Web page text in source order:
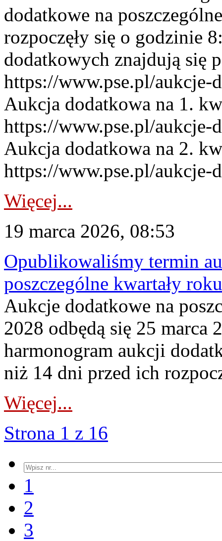
dodatkowe na
rozpoczęły się o godzinie
dodatkowych znajdują się
https://www.pse.pl/
Aukcja dodatkowa na 1.
https://www.pse.pl/
Aukcja dodatkowa na 2.
https://www.pse.pl/aukcje-
Więcej...
19 marca 2026, 08:53
Opublikowaliśmy termin
poszczególne kwartały
Aukcje dodatkowe na
2028 odbędą się 25 marca
harmonogram aukcji
niż 14 dni przed ich
Więcej...
Strona 1 z 16
1
2
3